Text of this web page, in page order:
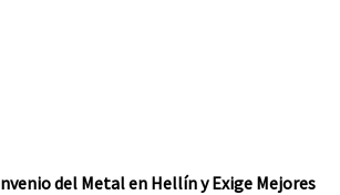
del Metal en Hellín y Exige Mejores